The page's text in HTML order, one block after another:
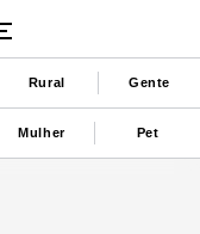
Rural Gente
Mulher Pet